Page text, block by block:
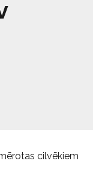
cilvēkiem